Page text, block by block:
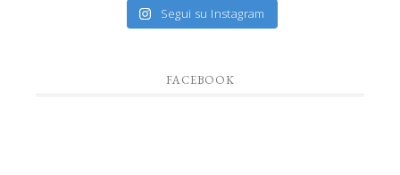
Segui su Instagram
FACEBOOK